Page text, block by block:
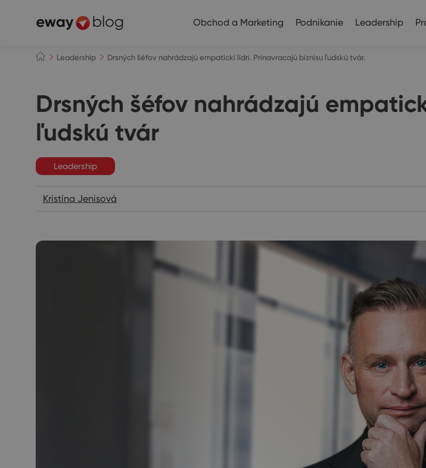
Obchod a Marketing Podnikanie Leadership
Leadership Drsných šéfov nahrádzajú empatickí lídri. Prinavracajú biznisu ľudskú tvár.
Drsných šéfov nahrádzajú
ľudskú tvár
Leadership
Kristína Jenisová